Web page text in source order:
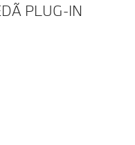
PLUG-IN